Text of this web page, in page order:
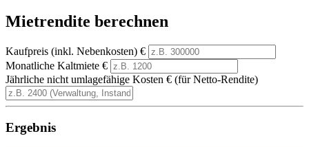
Mietrendite berechnen
Kaufpreis (inkl. Nebenkosten) €
Monatliche Kaltmiete €
Jährliche nicht umlagefähige Kosten € (für Netto-Rendite)
Ergebnis